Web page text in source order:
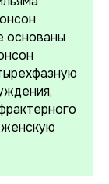
основаны
женскую